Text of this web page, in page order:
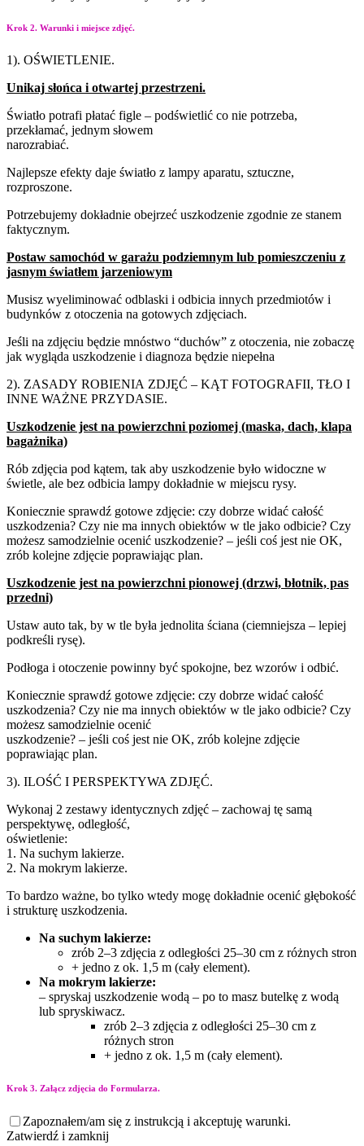
Krok 2. Warunki i miejsce zdjęć.
1). OŚWIETLENIE.
Unikaj słońca i otwartej przestrzeni.
Światło potrafi płatać figle – podświetlić co nie potrzeba,
przekłamać, jednym słowem
narozrabiać.
Najlepsze efekty daje światło z lampy aparatu, sztuczne,
rozproszone.
Potrzebujemy dokładnie obejrzeć uszkodzenie zgodnie ze stanem
faktycznym.
Postaw samochód w garażu podziemnym lub pomieszczeniu z
jasnym światłem jarzeniowym
Musisz wyeliminować odblaski i odbicia innych przedmiotów i
budynków z otoczenia na gotowych zdjęciach.
Jeśli na zdjęciu będzie mnóstwo “duchów” z otoczenia, nie zobaczę
jak wygląda uszkodzenie i diagnoza będzie niepełna
2). ZASADY ROBIENIA ZDJĘĆ – KĄT FOTOGRAFII, TŁO I
INNE WAŻNE PRZYDASIE.
Uszkodzenie jest na powierzchni poziomej (maska, dach, klapa
bagażnika)
Rób zdjęcia pod kątem, tak aby uszkodzenie było widoczne w
świetle, ale bez odbicia lampy dokładnie w miejscu rysy.
Koniecznie sprawdź gotowe zdjęcie: czy dobrze widać całość
uszkodzenia? Czy nie ma innych obiektów w tle jako odbicie? Czy
możesz samodzielnie ocenić uszkodzenie? – jeśli coś jest nie OK,
zrób kolejne zdjęcie poprawiając plan.
Uszkodzenie jest na powierzchni pionowej (drzwi, błotnik, pas
przedni)
Ustaw auto tak, by w tle była jednolita ściana (ciemniejsza – lepiej
podkreśli rysę).
Podłoga i otoczenie powinny być spokojne, bez wzorów i odbić.
Koniecznie sprawdź gotowe zdjęcie: czy dobrze widać całość
uszkodzenia? Czy nie ma innych obiektów w tle jako odbicie? Czy
możesz samodzielnie ocenić
uszkodzenie? – jeśli coś jest nie OK, zrób kolejne zdjęcie
poprawiając plan.
3). ILOŚĆ I PERSPEKTYWA ZDJĘĆ.
Wykonaj 2 zestawy identycznych zdjęć – zachowaj tę samą
perspektywę, odległość,
oświetlenie:
1. Na suchym lakierze.
2. Na mokrym lakierze.
To bardzo ważne, bo tylko wtedy mogę dokładnie ocenić głębokość
i strukturę uszkodzenia.
Na suchym lakierze:
zrób 2–3 zdjęcia z odległości 25–30 cm z różnych stron
+ jedno z ok. 1,5 m (cały element).
Na mokrym lakierze:
– spryskaj uszkodzenie wodą – po to masz butelkę z wodą
lub spryskiwacz.
zrób 2–3 zdjęcia z odległości 25–30 cm z
różnych stron
+ jedno z ok. 1,5 m (cały element).
Krok 3. Załącz zdjęcia do Formularza.
Zapoznałem/am się z instrukcją i akceptuję warunki.
Zatwierdź i zamknij